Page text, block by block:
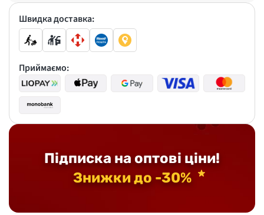
Підписка на оптові ціни!
Знижки до -30%
Швидка доставка:
Приймаємо: